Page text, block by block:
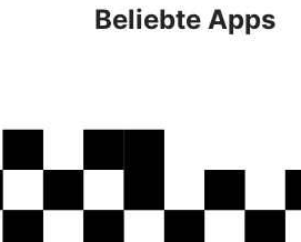
Beliebte Apps